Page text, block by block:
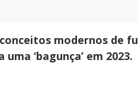
modernos de
uma ‘bagunça’ em 2023.